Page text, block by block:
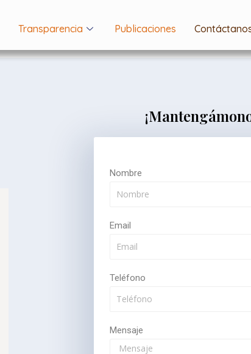
Transparencia Publicaciones
Nombre
Email
Teléfono
Mensaje